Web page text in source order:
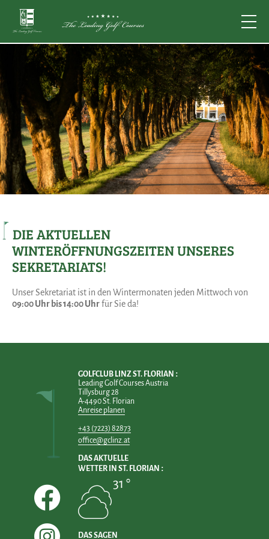
DIE AKTUELLEN
WINTERÖFFNUNGSZEITEN UNSERES
SEKRETARIATS!
Unser Sekretariat ist in den Wintermonaten jeden Mittwoch von
09:00 Uhr bis 14:00 Uhrfür Sie da!
GOLFCLUB LINZ ST. FLORIAN
Leading Golf Courses Austria
Tillysburg 28
A-4490 St. Florian
Anreise planen
+43 (7223) 82873
office@gclinz.at
DAS AKTUELLE
WETTER IN ST. FLORIAN
31 °
DAS SAGEN